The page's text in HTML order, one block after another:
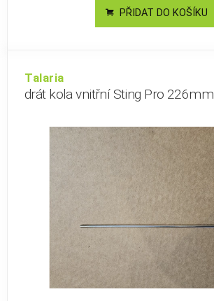
PŘIDAT DO KOŠÍKU
Talaria
drát kola vnitřní Sting Pro 226mm